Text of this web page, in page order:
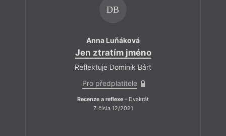
DB
Anna Luňáková
Jen ztratím jméno
Reflektuje Dominik Bárt
Pro předplatitele
Recenze a reflexe – Dvakrát
Z čísla 12/2021